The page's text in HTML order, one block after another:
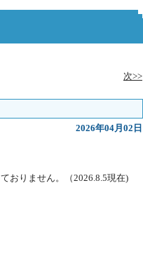
次>>
2026年04月02日
おりません。（2026.8.5現在)